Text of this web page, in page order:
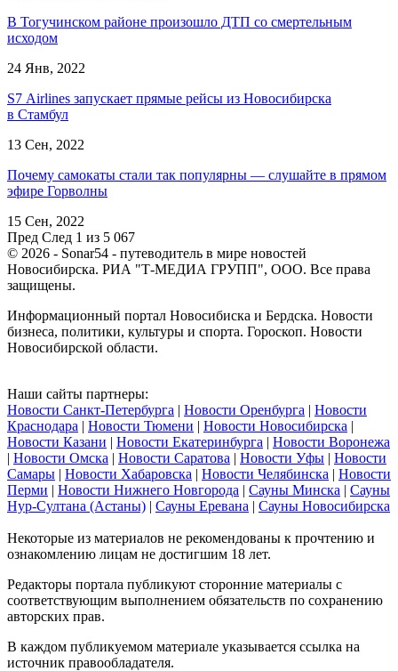
В Тогучинском районе произошло ДТП со смертельным
исходом
24 Янв, 2022
S7 Airlines запускает прямые рейсы из Новосибирска
в Стамбул
13 Сен, 2022
Почему самокаты стали так популярны — слушайте в прямом
эфире Горволны
15 Сен, 2022
Пред След 1 из 5 067
© 2026 - Sonar54 - путеводитель в мире новостей
Новосибирска. РИА "Т-МЕДИА ГРУПП", ООО. Все права
защищены.
Информационный портал Новосибиска и Бердска. Новости
бизнеса, политики, культуры и спорта. Гороскоп. Новости
Новосибирской области.
Наши сайты партнеры:
Новости Санкт-Петербурга | Новости Оренбурга | Новости
Краснодара | Новости Тюмени | Новости Новосибирска |
Новости Казани | Новости Екатеринбурга | Новости Воронежа
| Новости Омска | Новости Саратова | Новости Уфы | Новости
Самары | Новости Хабаровска | Новости Челябинска | Новости
Перми | Новости Нижнего Новгорода | Сауны Минска | Сауны
Нур-Султана (Астаны) | Сауны Еревана | Сауны Новосибирска
Некоторые из материалов не рекомендованы к прочтению и
ознакомлению лицам не достигшим 18 лет.
Редакторы портала публикуют сторонние материалы с
соответствующим выполнением обязательств по сохранению
авторских прав.
В каждом публикуемом материале указывается ссылка на
источник правообладателя.